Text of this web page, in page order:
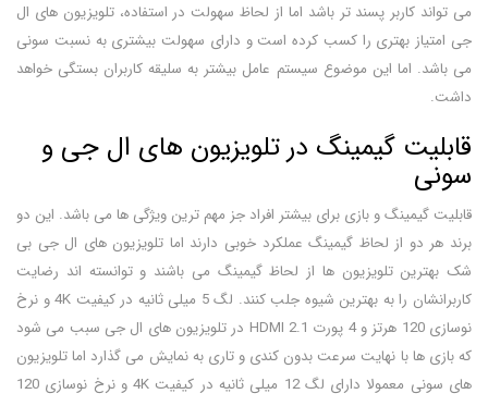
می تواند کاربر پسند تر باشد اما از لحاظ سهولت در استفاده، تلویزیون های ال
جی امتیاز بهتری را کسب کرده است و دارای سهولت بیشتری به نسبت سونی
می باشد. اما این موضوع سیستم عامل بیشتر به سلیقه کاربران بستگی خواهد
داشت.
قابلیت گیمینگ در تلویزیون های ال جی و
سونی
قابلیت گیمینگ و بازی برای بیشتر افراد جز مهم ترین ویژگی ها می باشد. این دو
برند هر دو از لحاظ گیمینگ عملکرد خوبی دارند اما تلویزیون های ال جی بی
شک بهترین تلویزیون ها از لحاظ گیمینگ می باشند و توانسته اند رضایت
کاربرانشان را به بهترین شیوه جلب کنند. لگ 5 میلی ثانیه در کیفیت 4K و نرخ
نوسازی 120 هرتز و 4 پورت HDMI 2.1 در تلویزیون های ال جی سبب می شود
که بازی ها با نهایت سرعت بدون کندی و تاری به نمایش می گذارد اما تلویزیون
های سونی معمولا دارای لگ 12 میلی ثانیه در کیفیت 4K و نرخ نوسازی 120